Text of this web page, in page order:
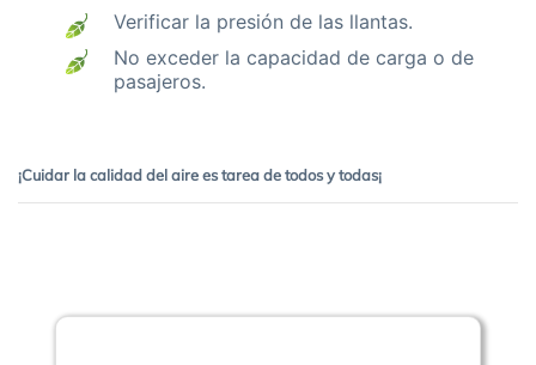
Verificar la presión de las llantas.
No exceder la capacidad de carga o de
pasajeros.
¡Cuidar la calidad del aire es tarea de todos y todas¡